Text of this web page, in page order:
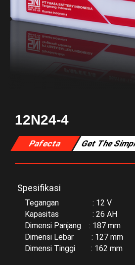
12N24-4
Pafecta Get The
Spesifikasi
Tegangan : 12 V
Kapasitas : 26 AH
Dimensi Panjang : 187 mm
Dimensi Lebar : 127 mm
Dimensi Tinggi : 162 mm